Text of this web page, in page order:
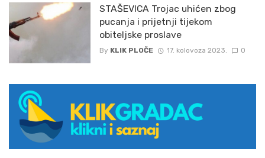
STAŠEVICA Trojac uhićen zbog
pucanja i prijetnji tijekom
obiteljske proslave
By KLIK PLOČE 17. kolovoza 2023. 0